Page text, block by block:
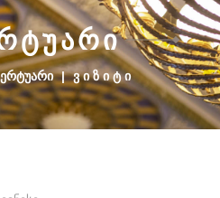
ᲢᲣᲐᲠᲘ
| Ვ Ი Ზ Ი Ტ Ი